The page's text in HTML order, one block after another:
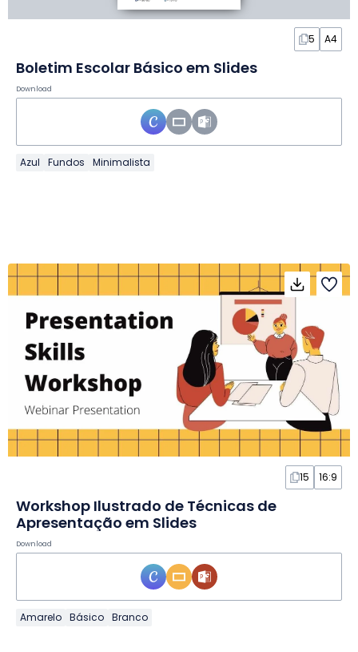
5 A4
Boletim Escolar Básico em Slides
Download
Azul Fundos Minimalista
15 16:9
Workshop Ilustrado de Técnicas de
Apresentação em Slides
Download
Amarelo Básico Branco